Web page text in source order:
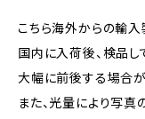
こちら海外からの輸入
国内に入荷後、検品
大幅に前後する場合が
また、光量により写真